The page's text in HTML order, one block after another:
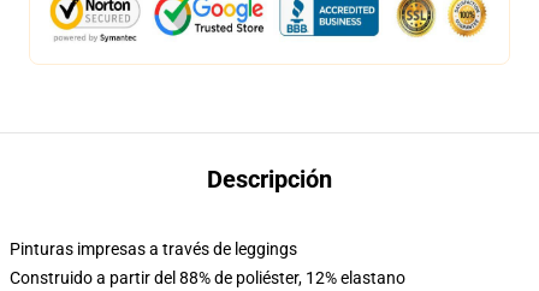
Descripción
Pinturas impresas a través de leggings
Construido a partir del 88% de poliéster, 12% elastano